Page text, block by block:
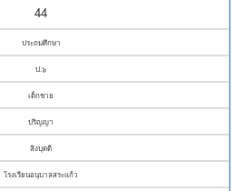
44
ประถมศึกษา
ป.๖
เด็กชาย
ปริญญา
สิงบุดดี
โรงเรียนอนุบาลสระแก้ว